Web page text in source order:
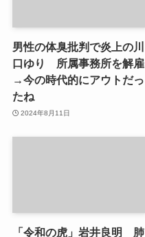
男性の体臭批判で炎上の川
口ゆり 所属事務所を解雇
→今の時代的にアウトだっ
たね
2024年8月11日
「令和の虎」岩井良明 肺